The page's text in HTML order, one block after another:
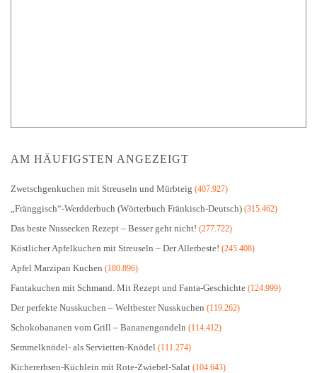
AM HÄUFIGSTEN ANGEZEIGT
Zwetschgenkuchen mit Streuseln und Mürbteig (407.927)
„Fränggisch“-Werdderbuch (Wörterbuch Fränkisch-Deutsch) (315.462)
Das beste Nussecken Rezept – Besser geht nicht! (277.722)
Köstlicher Apfelkuchen mit Streuseln – Der Allerbeste! (245.408)
Apfel Marzipan Kuchen (180.896)
Fantakuchen mit Schmand. Mit Rezept und Fanta-Geschichte (124.999)
Der perfekte Nusskuchen – Weltbester Nusskuchen (119.262)
Schokobananen vom Grill – Bananengondeln (114.412)
Semmelknödel- als Servietten-Knödel (111.274)
Kichererbsen-Küchlein mit Rote-Zwiebel-Salat (104.643)